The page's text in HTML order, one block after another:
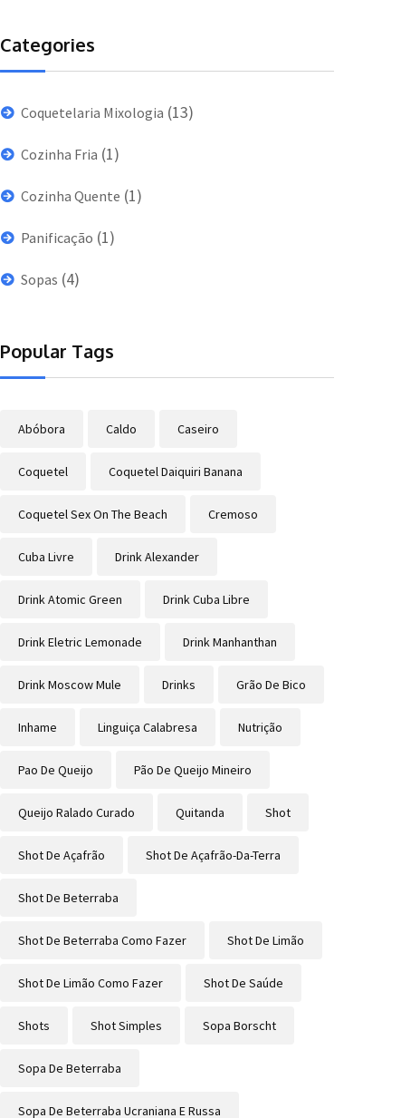
Categories
Coquetelaria Mixologia (13)
Cozinha Fria (1)
Cozinha Quente (1)
Panificação (1)
Sopas (4)
Popular Tags
Abóbora Caldo Caseiro
Coquetel Coquetel Daiquiri Banana
Coquetel Sex On The Beach Cremoso
Cuba Livre Drink Alexander
Drink Atomic Green Drink Cuba Libre
Drink Eletric Lemonade Drink Manhanthan
Drink Moscow Mule Drinks Grão De Bico
Inhame Linguiça Calabresa Nutrição
Pao De Queijo Pão De Queijo Mineiro
Queijo Ralado Curado Quitanda Shot
Shot De Açafrão Shot De Açafrão-Da-Terra
Shot De Beterraba
Shot De Beterraba Como Fazer Shot De Limão
Shot De Limão Como Fazer Shot De Saúde
Shots Shot Simples Sopa Borscht
Sopa De Beterraba
Sopa De Beterraba Ucraniana E Russa